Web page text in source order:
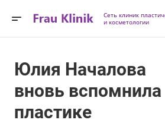
Сеть клиник
и косметологии
Юлия Началова
вновь вспомнила
пластике